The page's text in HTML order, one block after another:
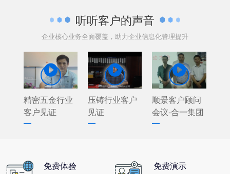
听听客户的声音
企业核心业务全面覆盖，助力企业信息化管理提升

精密五金行业
客户见证

压铸行业客户
见证

顺景客户顾问
会议-合一集团
免费体验 免费演示